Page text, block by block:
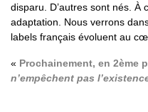
disparu. D’autres sont nés. À
adaptation. Nous verrons
labels français évoluent au
Prochainement, en 2ème
n’empêchent pas